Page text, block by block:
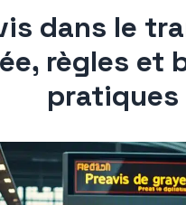
dans le
règles et
pratiques